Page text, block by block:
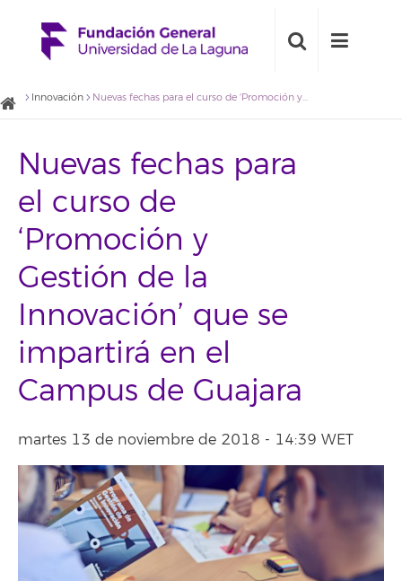
Innovación Nuevas fechas para el curso de ‘Promoción y Gestión de la Innovación’ que se impartirá en el Campus de Guajara
Nuevas fechas para
el curso de
‘Promoción y
Gestión de la
Innovación’ que se
impartirá en el
Campus de Guajara
martes 13 de noviembre de 2018 - 14:39 WET